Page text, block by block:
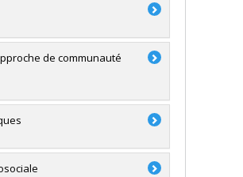
de communauté